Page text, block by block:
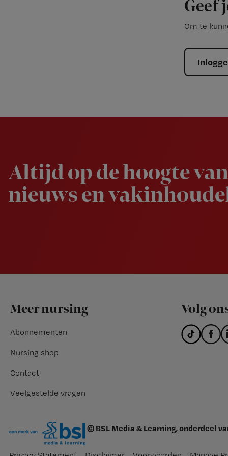
Geef
Om te
Altijd op de hoogte
nieuws en
Footer
Meer nursing
Abonnementen
Nursing shop
Contact
Veelgestelde vragen
Volg
© BSL Media & Learning, onderdeel